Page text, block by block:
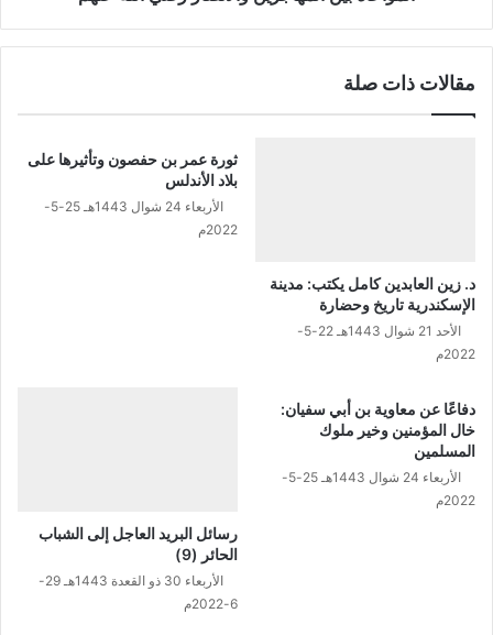
م
ل
أ
ص
ر
ر
ض
ا
مقالات ذات صلة
د. زين العابدين كامل يكتب: مدينة
الإسكندرية تاريخ وحضارة
الأحد 21 شوال 1443هـ 22-5-
2022م
ثورة عمر بن حفصون وتأثيرها على
بلاد الأندلس
الأربعاء 24 شوال 1443هـ 25-5-
2022م
دفاعًا عن معاوية بن أبي سفيان:
خال المؤمنين وخير ملوك
المسلمين
الأربعاء 24 شوال 1443هـ 25-5-
2022م
رسائل البريد العاجل إلى الشباب
الحائر (9)
الأربعاء 30 ذو القعدة 1443هـ 29-
6-2022م